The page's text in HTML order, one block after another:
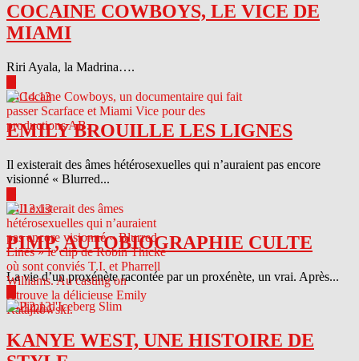
COCAINE COWBOYS, LE VICE DE
MIAMI
Riri Ayala, la Madrina….
04.14.13
EMILY BROUILLE LES LIGNES
Il existerait des âmes hétérosexuelles qui n’auraient pas encore
visionné « Blurred...
04.13.13
PIMP, AUTOBIOGRAPHIE CULTE
La vie d’un proxénète racontée par un proxénète, un vrai. Après...
04.12.13
KANYE WEST, UNE HISTOIRE DE